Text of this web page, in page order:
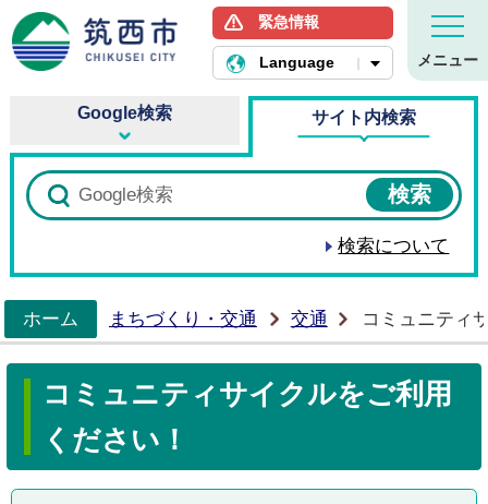
筑西市ホームページ
緊急情報
Language メニュー
Google検索 サイト内検索
検索について
ホーム
まちづくり・交通 交通 コミュニティ
コミュニティサイクルをご利用
ください！